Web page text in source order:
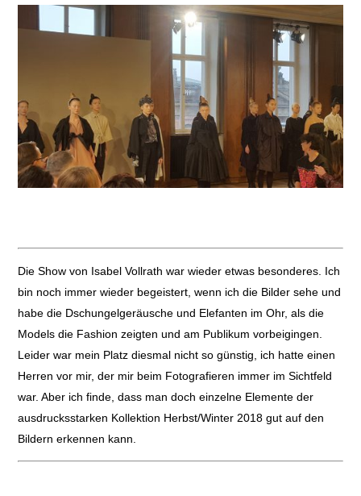
Die Show von Isabel Vollrath war wieder etwas besonderes. Ich
bin noch immer wieder begeistert, wenn ich die Bilder sehe und
habe die Dschungelgeräusche und Elefanten im Ohr, als die
Models die Fashion zeigten und am Publikum vorbeigingen.
Leider war mein Platz diesmal nicht so günstig, ich hatte einen
Herren vor mir, der mir beim Fotografieren immer im Sichtfeld
war. Aber ich finde, dass man doch einzelne Elemente der
ausdrucksstarken Kollektion Herbst/Winter 2018 gut auf den
Bildern erkennen kann.